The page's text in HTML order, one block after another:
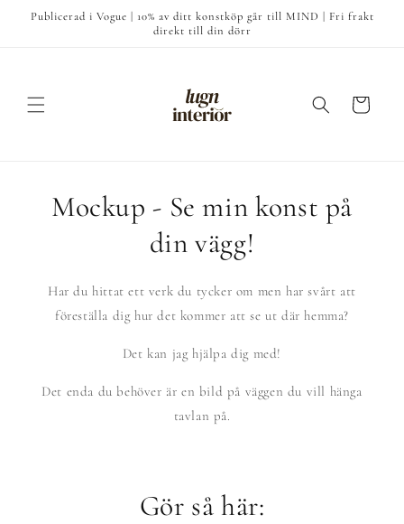
vidare
Publicerad i Vogue | 10% av ditt konstköp går till MIND | Fri frakt
direkt till din dörr
Varukorg
Mockup - Se min konst på
din vägg!
Har du hittat ett verk du tycker om men har svårt att
föreställa dig hur det kommer att se ut där hemma?
Det kan jag hjälpa dig med!
Det enda du behöver är en bild på väggen du vill hänga
tavlan på.
Gör så här: